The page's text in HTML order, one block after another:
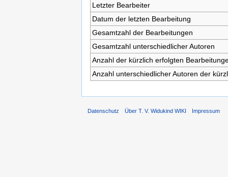
Letzter Bearbeiter
Datum der letzten Bearbeitung
Gesamtzahl der Bearbeitungen
Gesamtzahl unterschiedlicher Autoren
Anzahl der kürzlich erfolgten
Anzahl unterschiedlicher Autoren der
Datenschutz Über T. V. Widukind WIKI Impressum